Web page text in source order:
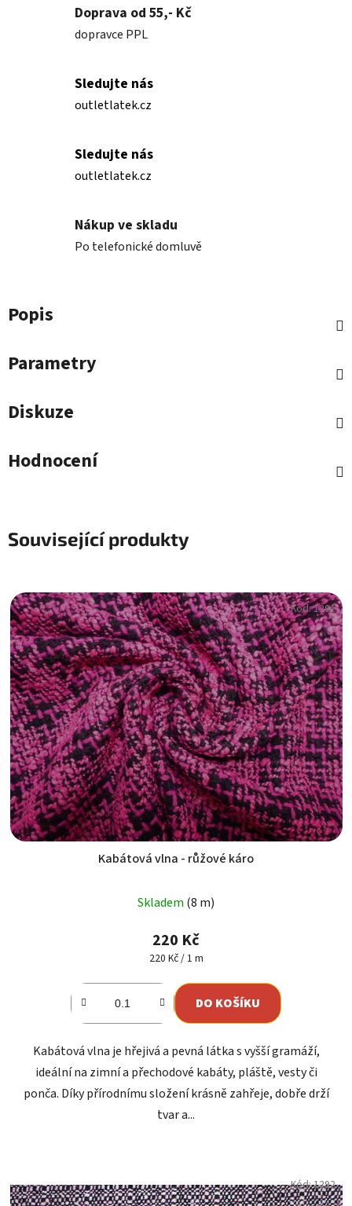
Doprava od 55,- Kč
dopravce PPL
Sledujte nás
outletlatek.cz
Sledujte nás
outletlatek.cz
Nákup ve skladu
Po telefonické domluvě
Popis
Parametry
Diskuze
Hodnocení
Související produkty
Kabátová vlna - růžové káro
hodnocení
produktu
je
z
5
Skladem (8 m)
220 Kč
Měrná
220 Kč / 1 m
DO KOŠÍKU
Kabátová vlna je hřejivá a pevná látka s vyšší gramáží,
ideální na zimní a přechodové kabáty, pláště, vesty či
ponča. Díky přírodnímu složení krásně zahřeje, dobře drží
tvar a...
Kód:1291
Kód:1292